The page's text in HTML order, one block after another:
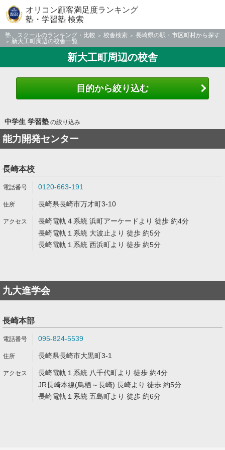
オリコン顧客満足度ランキング
塾・学習塾 検索
塾、スクールのランキング・比較 校舎検索
長崎県の駅・市区町村から探す
新大工町周辺の校舎一覧
新大工町周辺の校舎
目的から絞り込む
中学生 学習塾の絞り込み
能力開発センター
長崎本校
0120-663-191
長崎県長崎市万才町3-10
長崎電軌４系統 浜町アーケードより 徒歩 約4分
長崎電軌１系統 大波止より 徒歩 約5分
長崎電軌１系統 西浜町より 徒歩 約5分
九大進学会
長崎本部
095-824-5539
長崎県長崎市大黒町3-1
長崎電軌１系統 八千代町より 徒歩 約4分
JR長崎本線(鳥栖～長崎) 長崎より 徒歩 約5分
長崎電軌１系統 五島町より 徒歩 約6分